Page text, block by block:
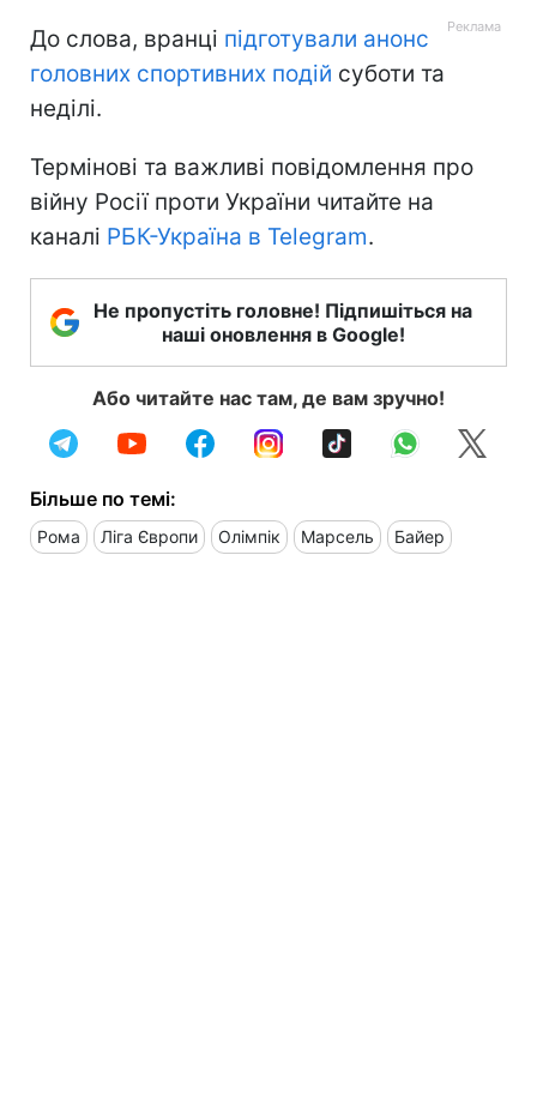
До слова, вранці підготували анонс
головних спортивних подій суботи та
неділі.
Термінові та важливі повідомлення про
війну Росії проти України читайте на
каналі РБК-Україна в Telegram.
Не пропустіть головне! Підпишіться на
наші оновлення в Google!
Або читайте нас там, де вам зручно!
Більше по темі:
Рома Ліга Європи Олімпік Марсель Байер